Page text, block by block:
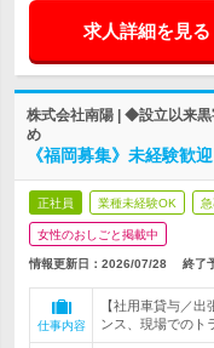
求人詳細を見る
株式会社南陽 | ◆設立以来
め
《福岡募集》未経験歓
正社員 業種未経験OK
女性のおしごと掲載中
情報更新日：2026/07/28 終了
仕事内容
【社用車貸与／
ンス、現場でのト